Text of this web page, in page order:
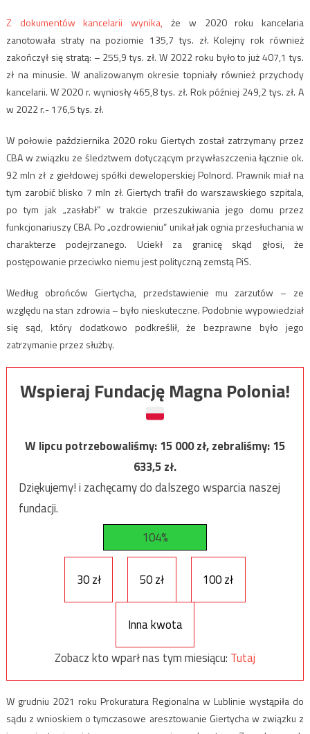
Z dokumentów kancelarii wynika, że w 2020 roku kancelaria
zanotowała straty na poziomie 135,7 tys. zł. Kolejny rok również
zakończył się stratą: – 255,9 tys. zł. W 2022 roku było to już 407,1 tys.
zł na minusie. W analizowanym okresie topniały również przychody
kancelarii. W 2020 r. wyniosły 465,8 tys. zł. Rok później 249,2 tys. zł. A
w 2022 r.- 176,5 tys. zł.
W połowie października 2020 roku Giertych został zatrzymany przez
CBA w związku ze śledztwem dotyczącym przywłaszczenia łącznie ok.
92 mln zł z giełdowej spółki deweloperskiej Polnord. Prawnik miał na
tym zarobić blisko 7 mln zł. Giertych trafił do warszawskiego szpitala,
po tym jak „zasłabł” w trakcie przeszukiwania jego domu przez
funkcjonariuszy CBA. Po „ozdrowieniu” unikał jak ognia przesłuchania w
charakterze podejrzanego. Uciekł za granicę skąd głosi, że
postępowanie przeciwko niemu jest polityczną zemstą PiS.
Według obrońców Giertycha, przedstawienie mu zarzutów – ze
względu na stan zdrowia – było nieskuteczne. Podobnie wypowiedział
się sąd, który dodatkowo podkreślił, że bezprawne było jego
zatrzymanie przez służby.
Wspieraj Fundację Magna Polonia!
W lipcu potrzebowaliśmy:15 000zł, zebraliśmy:15
633,5zł.
Dziękujemy! i zachęcamy do dalszego wsparcia naszej
fundacji.
104%
30 zł 50 zł 100 zł
Inna kwota
Zobacz kto wparł nas tym miesiącu: Tutaj
W grudniu 2021 roku Prokuratura Regionalna w Lublinie wystąpiła do
sądu z wnioskiem o tymczasowe aresztowanie Giertycha w związku z